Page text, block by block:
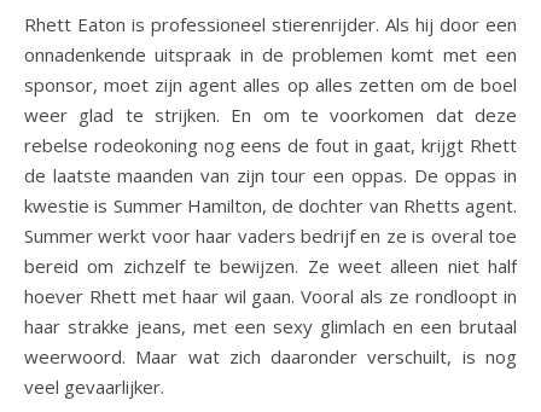
Rhett Eaton is professioneel stierenrijder. Als hij door een
onnadenkende uitspraak in de problemen komt met een
sponsor, moet zijn agent alles op alles zetten om de boel
weer glad te strijken. En om te voorkomen dat deze
rebelse rodeokoning nog eens de fout in gaat, krijgt Rhett
de laatste maanden van zijn tour een oppas. De oppas in
kwestie is Summer Hamilton, de dochter van Rhetts agent.
Summer werkt voor haar vaders bedrijf en ze is overal toe
bereid om zichzelf te bewijzen. Ze weet alleen niet half
hoever Rhett met haar wil gaan. Vooral als ze rondloopt in
haar strakke jeans, met een sexy glimlach en een brutaal
weerwoord. Maar wat zich daaronder verschuilt, is nog
veel gevaarlijker.